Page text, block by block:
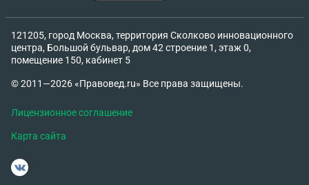
121205, город Москва, территория Сколково инновационного
центра, Большой бульвар, дом 42 строение 1, этаж 0,
помещение 150, кабинет 5
© 2011—2026 «Правовед.ru» Все права защищены.
Лицензионное соглашение
Карта сайта